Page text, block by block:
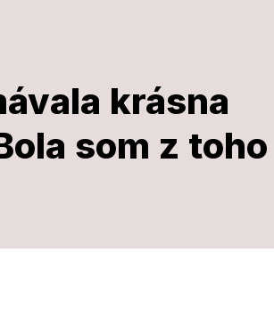
krásna
som z toho
zamávala
od